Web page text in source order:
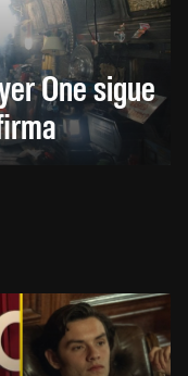
One sigue